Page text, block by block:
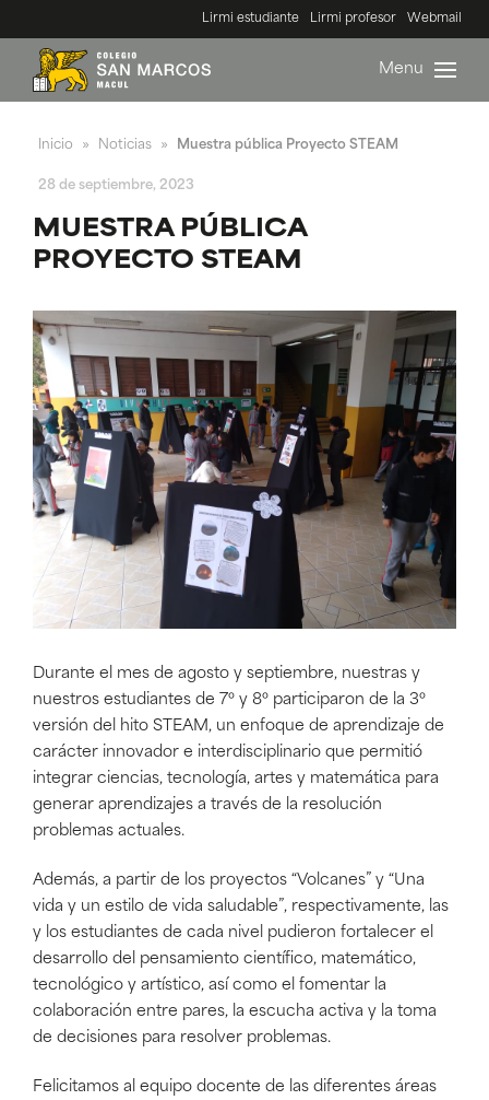
Lirmi estudiante Lirmi profesor Webmail
Menu
Inicio » Noticias » Muestra pública Proyecto STEAM
28 de septiembre, 2023
MUESTRA PÚBLICA
PROYECTO STEAM
Durante el mes de agosto y septiembre, nuestras y
nuestros estudiantes de 7º y 8º participaron de la 3º
versión del hito STEAM, un enfoque de aprendizaje de
carácter innovador e interdisciplinario que permitió
integrar ciencias, tecnología, artes y matemática para
generar aprendizajes a través de la resolución
problemas actuales.
Además, a partir de los proyectos “Volcanes” y “Una
vida y un estilo de vida saludable”, respectivamente, las
y los estudiantes de cada nivel pudieron fortalecer el
desarrollo del pensamiento científico, matemático,
tecnológico y artístico, así como el fomentar la
colaboración entre pares, la escucha activa y la toma
de decisiones para resolver problemas.
Felicitamos al equipo docente de las diferentes áreas